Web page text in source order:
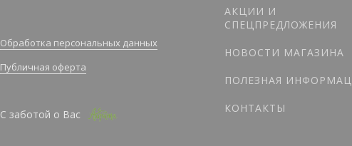
Обработка персональных данных
Публичная оферта
С заботой о Вас
АКЦИИ И
СПЕЦПРЕДЛОЖЕНИЯ
НОВОСТИ МАГАЗИНА
ПОЛЕЗНАЯ
КОНТАКТЫ